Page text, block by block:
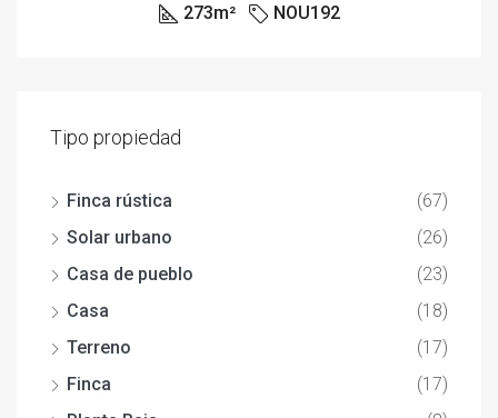
273m² NOU192
Tipo propiedad
Finca rústica
(67)
Solar urbano
(26)
Casa de pueblo
(23)
Casa
(18)
Terreno
(17)
Finca
(17)